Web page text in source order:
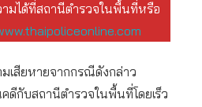
ามได้ที่สถานีตำรวจในพื้นที่หรือ
เสียหายจากกรณีดังกล่าว
ดีกับสถานีตำรวจในพื้นที่โดยเร็ว